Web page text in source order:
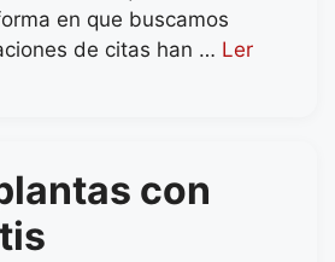
en que buscamos
de citas han … Ler
con